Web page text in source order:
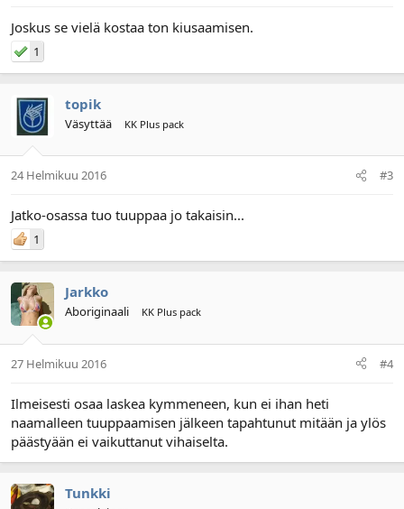
Joskus se vielä kostaa ton kiusaamisen.
1
topik
Väsyttää KK Plus pack
24 Helmikuu 2016 #3
Jatko-osassa tuo tuuppaa jo takaisin...
1
Jarkko
Aboriginaali KK Plus pack
27 Helmikuu 2016 #4
Ilmeisesti osaa laskea kymmeneen, kun ei ihan heti
naamalleen tuuppaamisen jälkeen tapahtunut mitään ja ylös
päästyään ei vaikuttanut vihaiselta.
Tunkki